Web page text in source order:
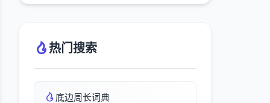
热门搜索
底边周长词典